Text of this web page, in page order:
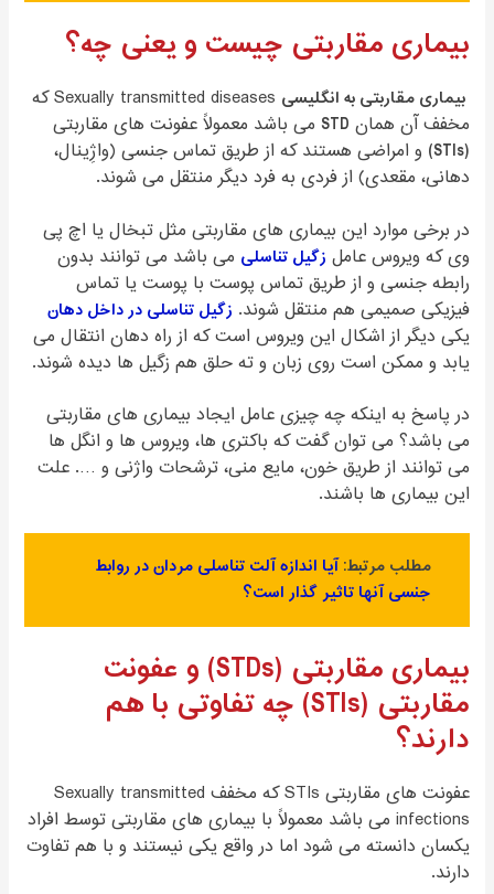
بیماری مقاربتی چیست و یعنی چه؟
بیماری مقاربتی به انگلیسی
Sexually transmitted diseases که
مخفف آن همان STD می باشد معمولاً عفونت های مقاربتی
(STIs)
و امراضی هستند که از طریق تماس جنسی (واژِینال،
دهانی، مقعدی) از فردی به فرد دیگر منتقل می شوند.
در برخی موارد این بیماری های مقاربتی مثل تبخال یا اچ پی
وی که ویروس عامل زگیل تناسلی می باشد می توانند بدون
رابطه جنسی و از طریق تماس پوست با پوست یا تماس
فیزیکی صمیمی هم منتقل شوند. زگیل تناسلی در داخل دهان
یکی دیگر از اشکال این ویروس است که از راه دهان انتقال می
یابد و ممکن است روی زبان و ته حلق هم زگیل ها دیده شوند.
در پاسخ به اینکه چه چیزی عامل ایجاد بیماری های مقاربتی
می باشد؟ می توان گفت که باکتری ها، ویروس ها و انگل ها
می توانند از طریق خون، مایع منی، ترشحات واژنی و …. علت
این بیماری ها باشند.
مطلب مرتبط:آیا اندازه آلت تناسلی مردان در روابط
جنسی آنها تاثیر گذار است؟
بیماری مقاربتی (STDs) و عفونت
مقاربتی (STIs) چه تفاوتی با هم
دارند؟
عفونت های مقاربتی STIs که مخفف Sexually transmitted
infections می باشد معمولاً با بیماری های مقاربتی توسط افراد
یکسان دانسته می شود اما در واقع یکی نیستند و با هم تفاوت
دارند.